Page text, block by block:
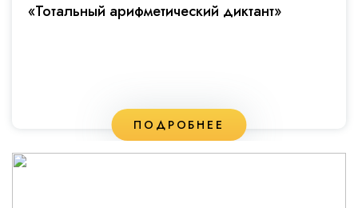
«Тотальный арифметический диктант»
ПОДРОБНЕЕ